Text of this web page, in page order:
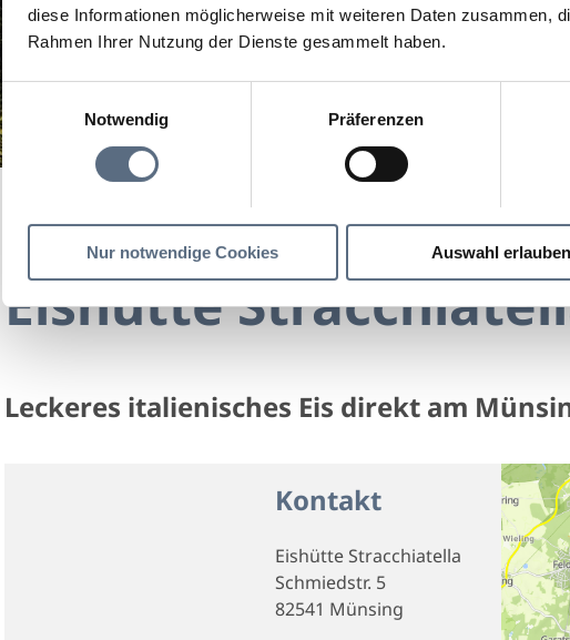
diese Informationen möglicherweise mit weiteren Daten zusammen,
Rahmen Ihrer Nutzung der Dienste gesammelt haben.
Einwilligungsauswahl
Notwendig
Präferenzen
Nur notwendige Cookies Auswahl erlauben
Eishütte
Eishütte
Leckeres italienisches Eis direkt am
Kontakt
Eishütte Stracchiatella
Schmiedstr. 5
82541 Münsing